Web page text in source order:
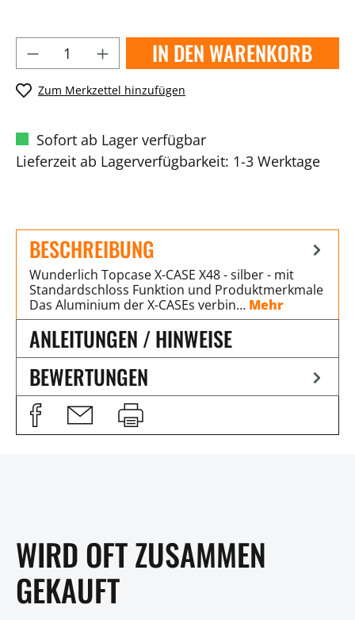
IN DEN WARENKORB
Zum Merkzettel hinzufügen
Sofort ab Lager verfügbar
Lieferzeit ab Lagerverfügbarkeit: 1-3 Werktage
BESCHREIBUNG
Wunderlich Topcase X-CASE X48 - silber - mit
Standardschloss Funktion und Produktmerkmale
Das Aluminium der X-CASEs verbin… Mehr
ANLEITUNGEN / HINWEISE
BEWERTUNGEN
WIRD OFT ZUSAMMEN
GEKAUFT